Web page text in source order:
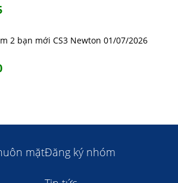
2 bạn mới CS3 Newton 01/07/2026
mặtĐăng ký nhóm